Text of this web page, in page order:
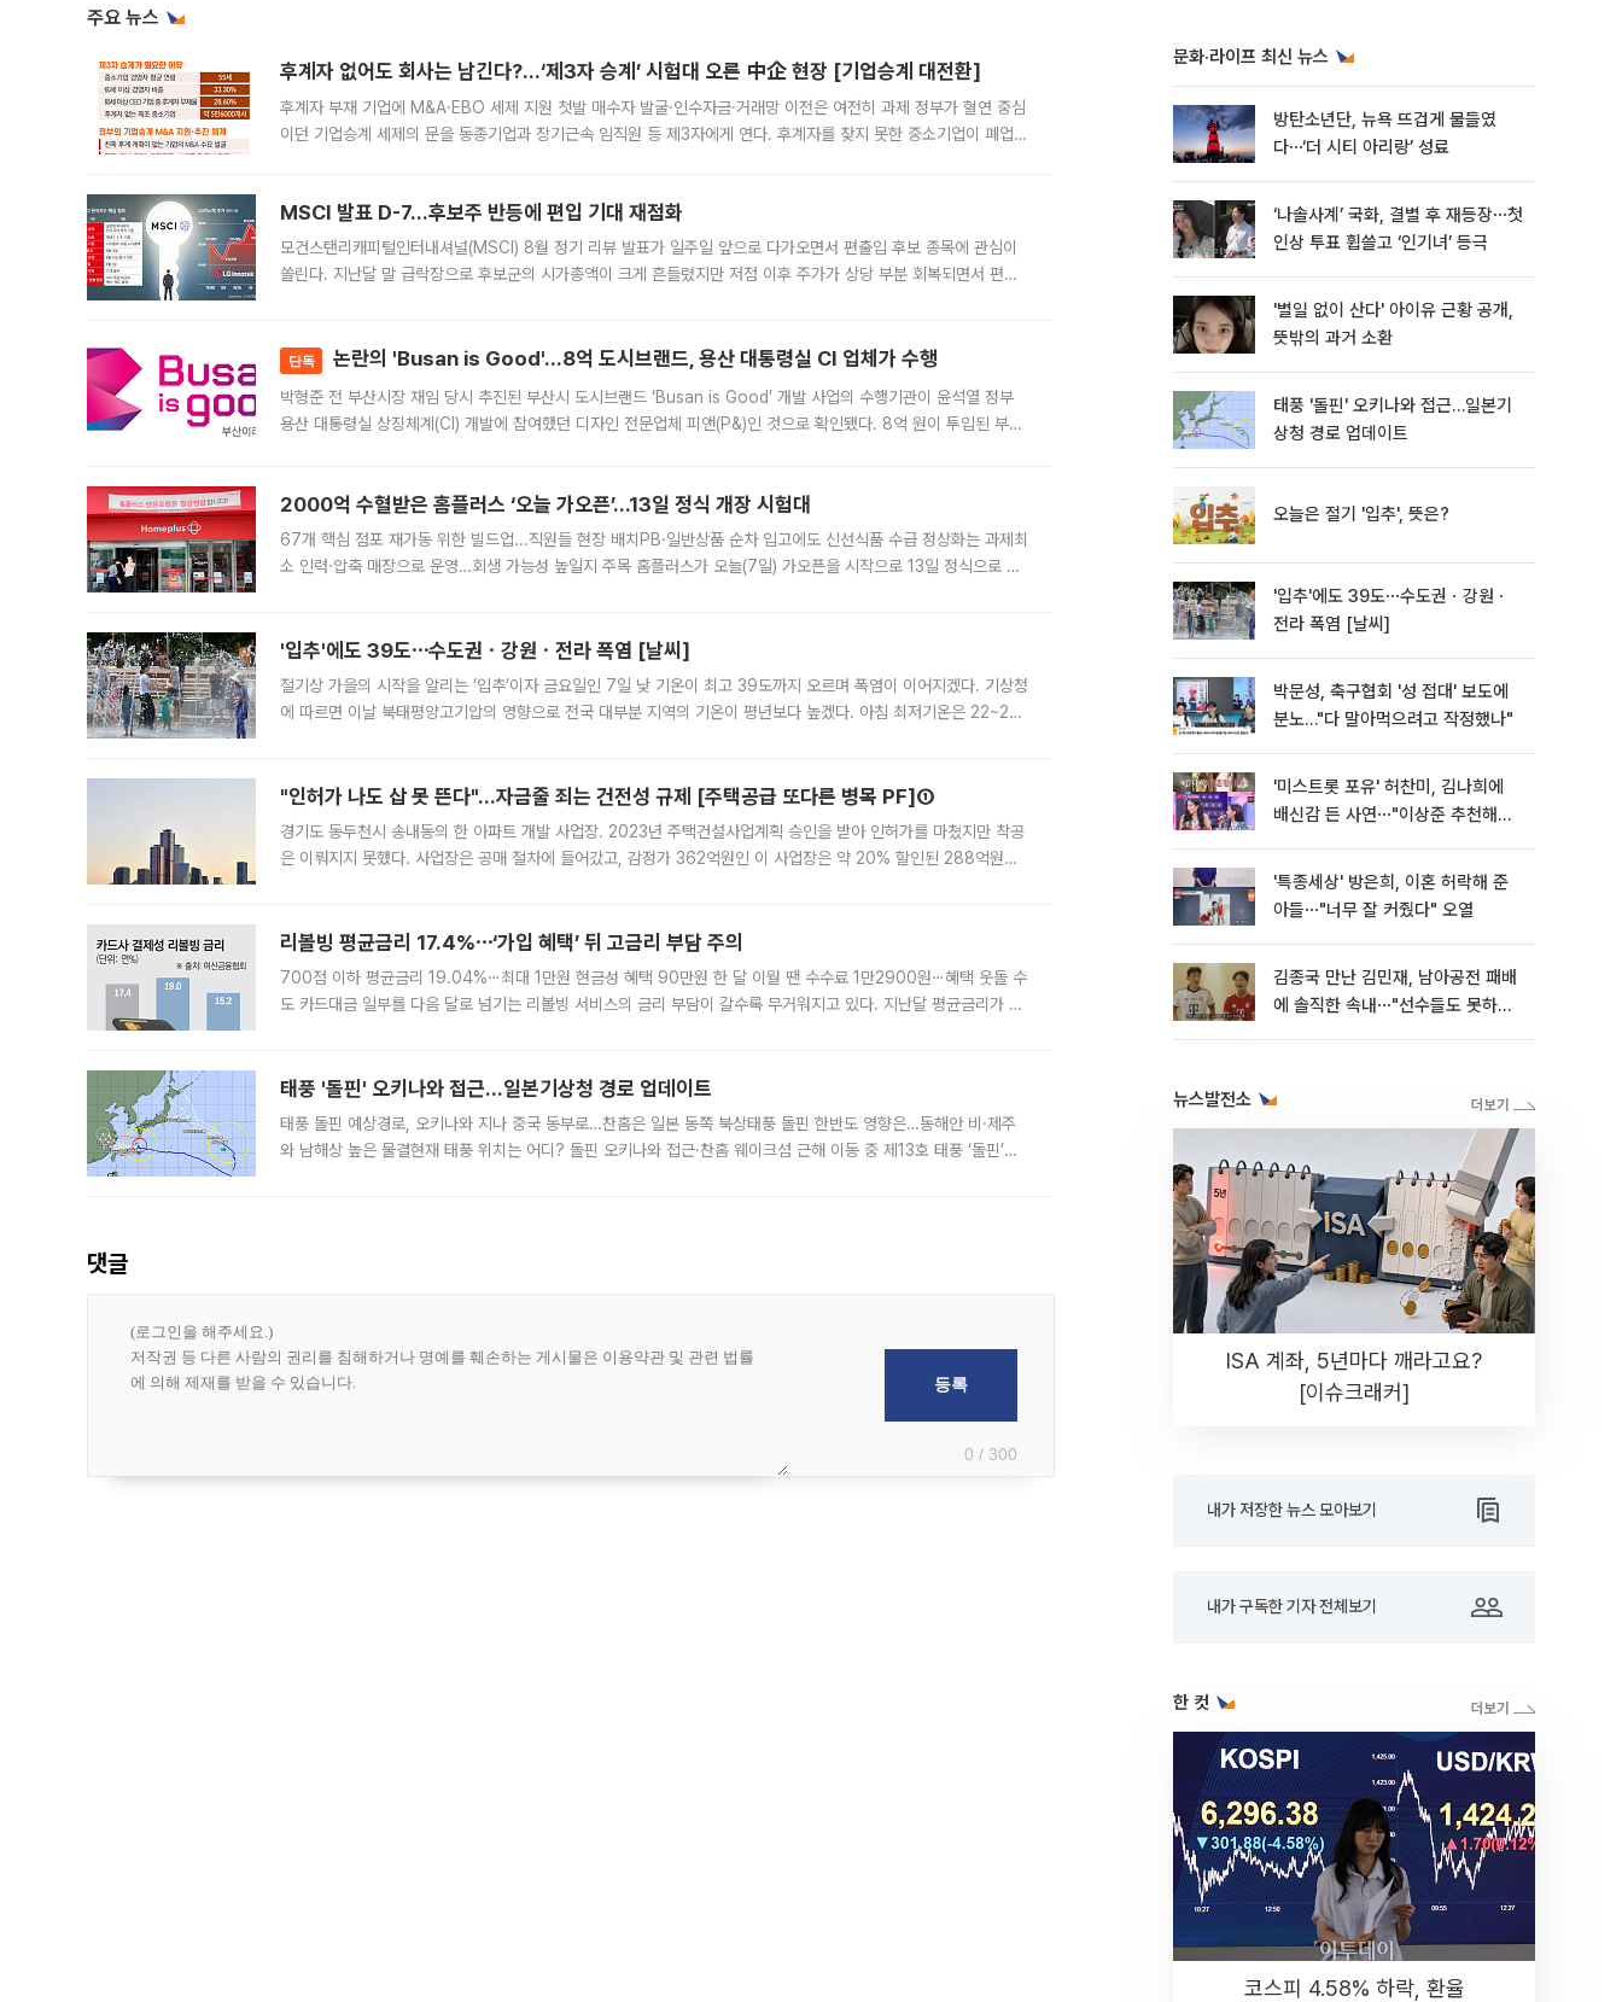
주요 뉴스
후계자 없어도 회사는 남긴다?…‘제3자 승계’ 시험대 오른 中企 현장 [기업승계 대전환]
후계자 부재 기업에 M&A·EBO 세제 지원 첫발 매수자 발굴·인수자금·거래망 이전은 여전히 과제 정부가 혈연 중심
이던 기업승계 세제의 문을 동종기업과 장기근속 임직원 등 제3자에게 연다. 후계자를 찾지 못한 중소기업이 폐업
MSCI 발표 D-7…후보주 반등에 편입 기대 재점화
모건스탠리캐피털인터내셔널(MSCI) 8월 정기 리뷰 발표가 일주일 앞으로 다가오면서 편출입 후보 종목에 관심이
쏠린다. 지난달 말 급락장으로 후보군의 시가총액이 크게 흔들렸지만 저점 이후 주가가 상당 부분 회복되면서 편입
단독 논란의 'Busan is Good'…8억 도시브랜드, 용산 대통령실 CI 업체가 수행
박형준 전 부산시장 재임 당시 추진된 부산시 도시브랜드 ‘Busan is Good’ 개발 사업의 수행기관이 윤석열 정부
용산 대통령실 상징체계(CI) 개발에 참여했던 디자인 전문업체 피앤(P&)인 것으로 확인됐다. 8억 원이 투입된 부산
2000억 수혈받은 홈플러스 ‘오늘 가오픈’...13일 정식 개장 시험대
67개 핵심 점포 재가동 위한 빌드업...직원들 현장 배치PB·일반상품 순차 입고에도 신선식품 수급 정상화는 과제최
소 인력·압축 매장으로 운영…회생 가능성 높일지 주목 홈플러스가 오늘(7일) 가오픈을 시작으로 13일 정식으로 재
'입추'에도 39도⋯수도권ㆍ강원ㆍ전라 폭염 [날씨]
절기상 가을의 시작을 알리는 ‘입추’이자 금요일인 7일 낮 기온이 최고 39도까지 오르며 폭염이 이어지겠다. 기상청
에 따르면 이날 북태평양고기압의 영향으로 전국 대부분 지역의 기온이 평년보다 높겠다. 아침 최저기온은 22~27
"인허가 나도 삽 못 뜬다"…자금줄 죄는 건전성 규제 [주택공급 또다른 병목 PF]①
경기도 동두천시 송내동의 한 아파트 개발 사업장. 2023년 주택건설사업계획 승인을 받아 인허가를 마쳤지만 착공
은 이뤄지지 못했다. 사업장은 공매 절차에 들어갔고, 감정가 362억원인 이 사업장은 약 20% 할인된 288억원에
리볼빙 평균금리 17.4%⋯‘가입 혜택’ 뒤 고금리 부담 주의
700점 이하 평균금리 19.04%⋯최대 1만원 현금성 혜택 90만원 한 달 이월 땐 수수료 1만2900원⋯혜택 웃돌 수
도 카드대금 일부를 다음 달로 넘기는 리볼빙 서비스의 금리 부담이 갈수록 무거워지고 있다. 지난달 평균금리가 연
태풍 '돌핀' 오키나와 접근…일본기상청 경로 업데이트
태풍 돌핀 예상경로, 오키나와 지나 중국 동부로…찬홈은 일본 동쪽 북상태풍 돌핀 한반도 영향은…동해안 비·제주
와 남해상 높은 물결현재 태풍 위치는 어디? 돌핀 오키나와 접근·찬홈 웨이크섬 근해 이동 중 제13호 태풍 ‘돌핀’이
댓글
0 / 300
문화·라이프 최신 뉴스
방탄소년단, 뉴욕 뜨겁게 물들였
다⋯‘더 시티 아리랑’ 성료
‘나솔사계’ 국화, 결별 후 재등장⋯첫
인상 투표 휩쓸고 ‘인기녀’ 등극
'별일 없이 산다' 아이유 근황 공개,
뜻밖의 과거 소환
태풍 '돌핀' 오키나와 접근…일본기
상청 경로 업데이트
오늘은 절기 '입추', 뜻은?
'입추'에도 39도⋯수도권ㆍ강원ㆍ
전라 폭염 [날씨]
박문성, 축구협회 '성 접대' 보도에
분노…"다 말아먹으려고 작정했나"
'미스트롯 포유' 허찬미, 김나희에
배신감 든 사연⋯"이상준 추천해주
'특종세상' 방은희, 이혼 허락해 준
아들⋯"너무 잘 커줬다" 오열
김종국 만난 김민재, 남아공전 패배
에 솔직한 속내⋯"선수들도 못하긴
뉴스발전소
ISA 계좌, 5년마다 깨라고요?
[이슈크래커]
내가 저장한 뉴스 모아보기
내가 구독한 기자 전체보기
한 컷
코스피 4.58% 하락, 환율